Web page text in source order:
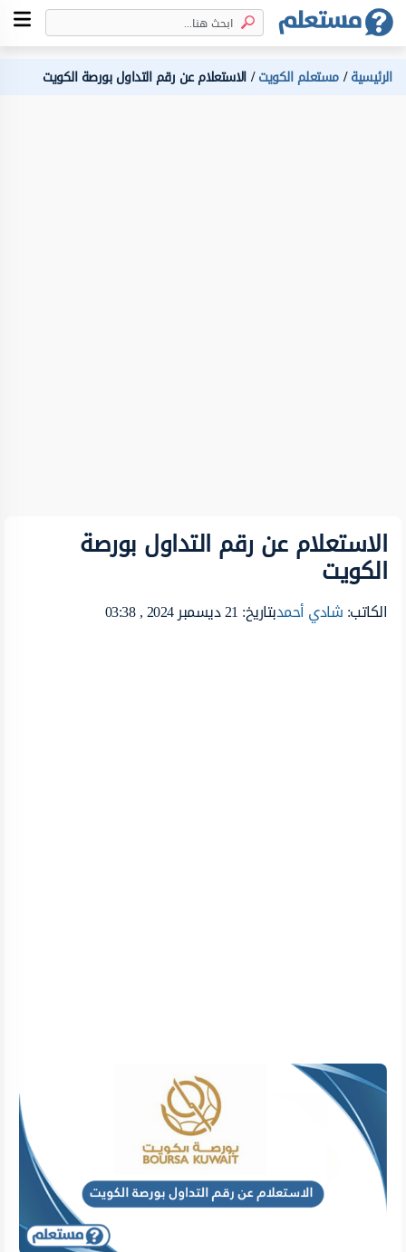
الرئيسية مستعلم الكويت الاستعلام عن رقم التداول بورصة الكويت
الاستعلام عن رقم التداول بورصة
الكويت
الكاتب:شادي أحمدبتاريخ: 21 ديسمبر 2024 , 03:38